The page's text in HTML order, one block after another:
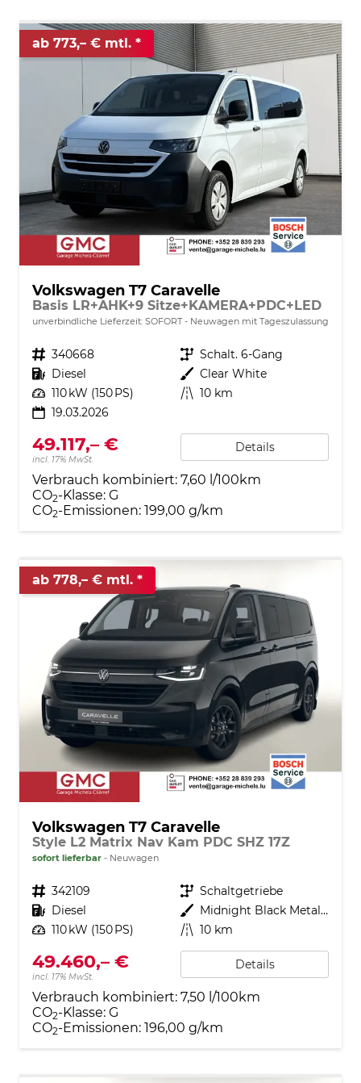
ab 773,– € mtl.
Volkswagen T7 Caravelle
Basis LR+AHK+9 Sitze+KAMERA+PDC+LED
unverbindliche Lieferzeit: SOFORT Neuwagen mit Tageszulassung
Fahrzeugnr. 340668 Getriebe Schalt. 6-Gang
Kraftstoff Diesel Außenfarbe Clear White
Leistung 110 kW (150 PS) Kilometerstand 10 km
19.03.2026
49.117,– €
incl. 17% MwSt.
Details
Verbrauch kombiniert: 7,60 l/100km
CO2-Klasse: G
CO2-Emissionen: 199,00 g/km
ab 778,– € mtl.
Volkswagen T7 Caravelle
Style L2 Matrix Nav Kam PDC SHZ 17Z
sofort lieferbar Neuwagen
Fahrzeugnr. 342109 Getriebe Schaltgetriebe
Kraftstoff Diesel Außenfarbe
Midnight Black Metallic
Leistung 110 kW (150 PS) Kilometerstand 10 km
49.460,– €
incl. 17% MwSt.
Details
Verbrauch kombiniert: 7,50 l/100km
CO2-Klasse: G
CO2-Emissionen: 196,00 g/km